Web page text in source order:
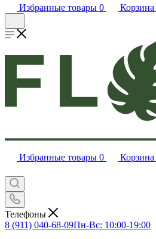
Избранные товары 0 Корзина
Избранные товары 0 Корзина
Телефоны
8 (911) 040-68-09Пн-Вс: 10:00-19:00